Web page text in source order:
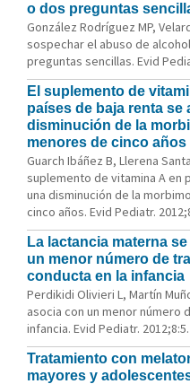
o dos preguntas
González Rodríguez MP,
sospechar el abuso de
preguntas sencillas. Evid
El suplemento de
países de baja renta se
disminución de la
menores de cinco años
Guarch Ibáñez B, Llerena
suplemento de vitamina A en
una disminución de la
cinco años. Evid Pediatr.
La lactancia materna
un menor número de
conducta en la infancia
Perdikidi Olivieri L, Martín
asocia con un menor número
infancia. Evid Pediatr. 2012;8:5.
Tratamiento con
mayores y